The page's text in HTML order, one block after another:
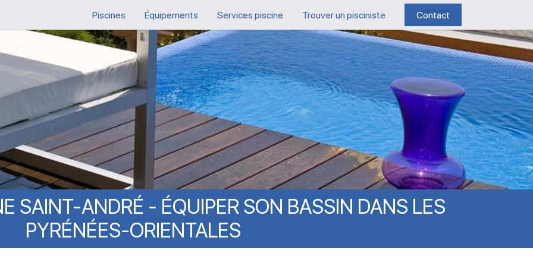
Piscines Équipements Services piscine Trouver un pisciniste Contact
SAINT-ANDRÉ - ÉQUIPER SON BASSIN DANS LES
PYRÉNÉES-ORIENTALES